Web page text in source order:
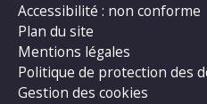
Accessibilité : non conforme
Plan du site
Mentions légales
Politique de protection des
Gestion des cookies